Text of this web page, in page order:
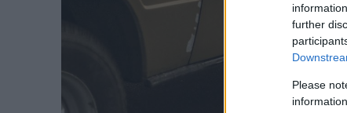
further
Please